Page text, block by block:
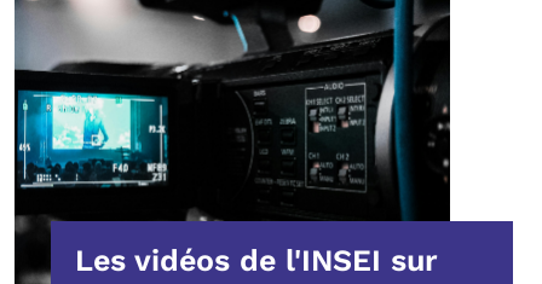
Les vidéos de l'INSEI sur